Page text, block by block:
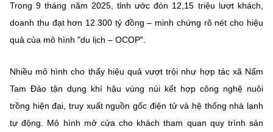
Giám đốc Trung tâm Truyền thông Khoa học và Công nghệ.
Liên hệ
Địa chỉ: Ban Biên tập Cổng TTĐT - 18 Nguyễn Du, TP. Hà Nội
©2026 Bản quyền thuộc Bộ Khoa Học và Công Nghệ
(Ghi rõ nguồn "https://mst.gov.vn" khi phát hành lại thông tin từ
website này)
Trong9 tháng năm 2025, tỉnhước đón 12,15 triệu lượt khách
doanh thu đạt hơn 12.300 tỷ đồng – minh chứng rõ nét cho hiệu
quả của mô hình "du lịch – OCOP".
Nhiều mô hình cho thấy hiệu quả vượt trội như hợp tác xã Nấm
Tam Đảo tận dụng khí hậu vùng núi kết hợp công nghệ nuôi
trồng hiện đại , truy xuất nguồn gốc điện tử và hệ thống nhà lạnh
tự động. Mô hình mở cửa cho khách tham quan quy trình sản